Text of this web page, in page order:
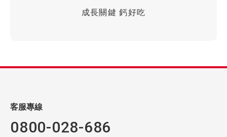
成長關鍵 鈣好吃
客服專線
0800-028-686